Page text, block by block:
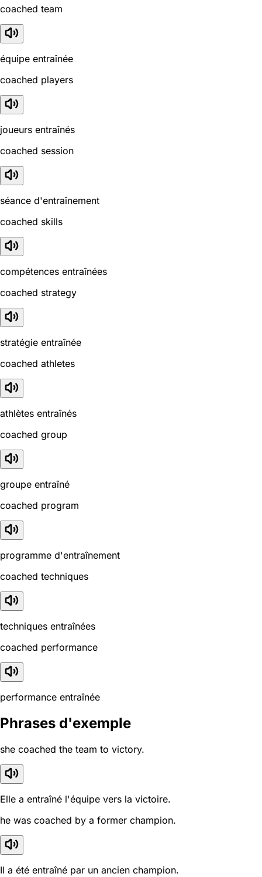
coached team
équipe entraînée
coached players
joueurs entraînés
coached session
séance d'entraînement
coached skills
compétences entraînées
coached strategy
stratégie entraînée
coached athletes
athlètes entraînés
coached group
groupe entraîné
coached program
programme d'entraînement
coached techniques
techniques entraînées
coached performance
performance entraînée
Phrases d'exemple
she coached the team to victory.
Elle a entraîné l'équipe vers la victoire.
he was coached by a former champion.
Il a été entraîné par un ancien champion.